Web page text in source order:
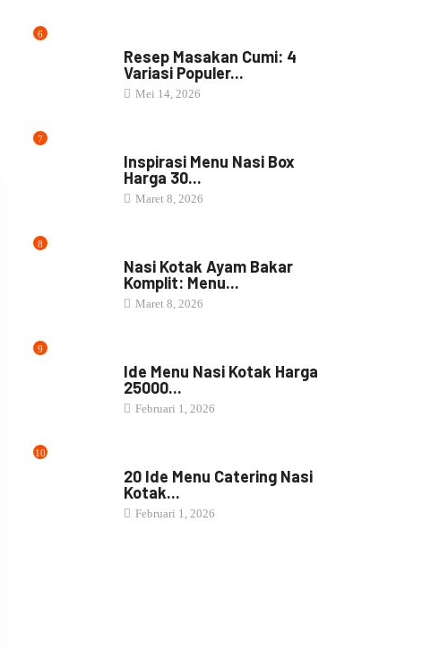
6
Resep Masakan Cumi: 4
Variasi Populer...
Mei 14, 2026
7
Inspirasi Menu Nasi Box
Harga 30...
Maret 8, 2026
8
Nasi Kotak Ayam Bakar
Komplit: Menu...
Maret 8, 2026
9
Ide Menu Nasi Kotak Harga
25000...
Februari 1, 2026
10
20 Ide Menu Catering Nasi
Kotak...
Februari 1, 2026